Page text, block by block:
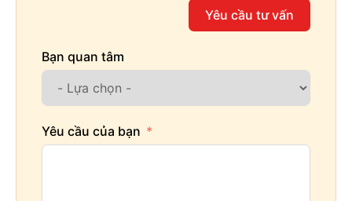
Yêu cầu tư vấn
Bạn quan tâm
Yêu cầu của bạn